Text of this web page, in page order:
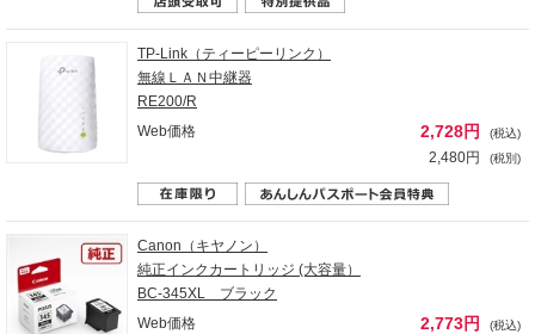
TP-Link（ティーピーリンク）
無線ＬＡＮ中継器
RE200/R
Web価格
2,728円 (税込)
2,480円 (税別)
Canon（キヤノン）
純正インクカートリッジ (大容量）
BC-345XL ブラック
Web価格
2,773円 (税込)